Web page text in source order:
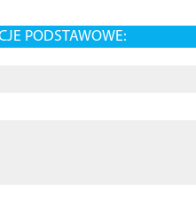
PODSTAWOWE: